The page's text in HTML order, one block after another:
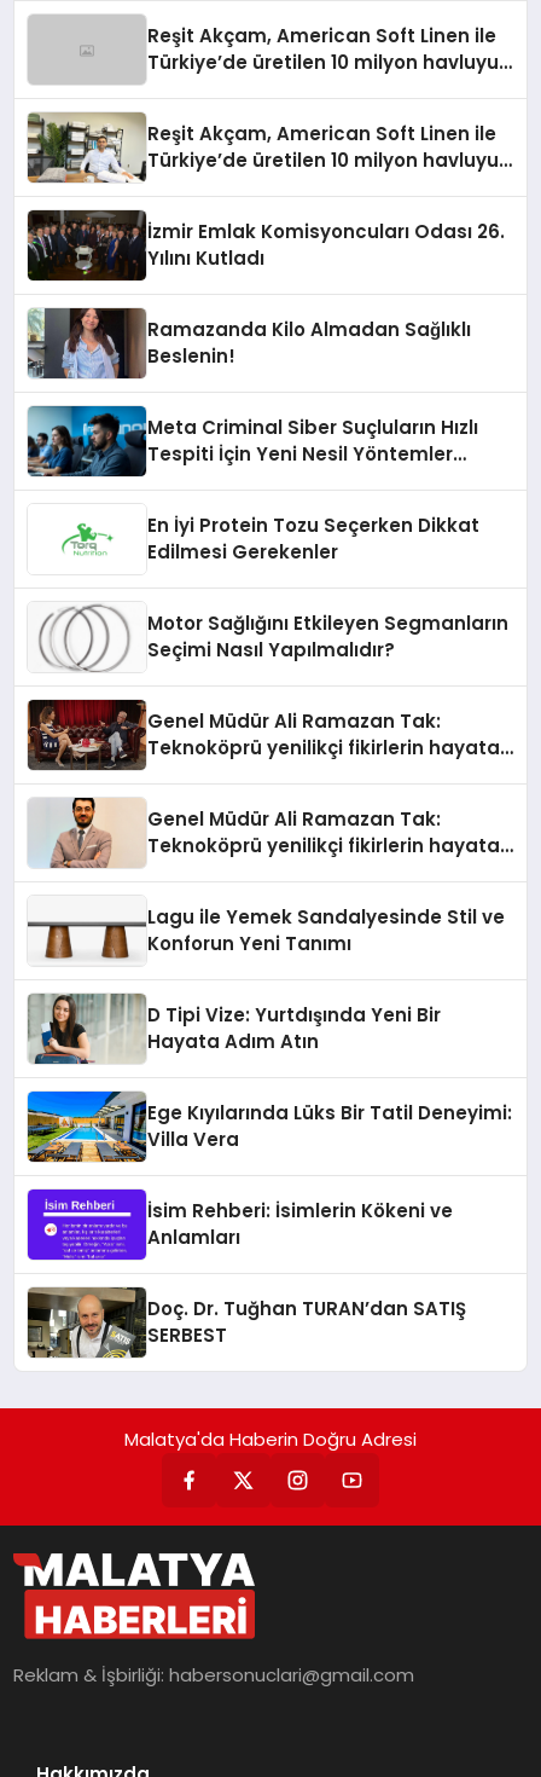
Reşit Akçam, American Soft Linen ile
Türkiye’de üretilen 10 milyon havluyu
Reşit Akçam, American Soft Linen ile
Türkiye’de üretilen 10 milyon havluyu
İzmir Emlak Komisyoncuları Odası 26.
Yılını Kutladı
Ramazanda Kilo Almadan Sağlıklı
Beslenin!
Meta Criminal Siber Suçluların Hızlı
Tespiti İçin Yeni Nesil Yöntemler
En İyi Protein Tozu Seçerken Dikkat
Edilmesi Gerekenler
Motor Sağlığını Etkileyen Segmanların
Seçimi Nasıl Yapılmalıdır?
Genel Müdür Ali Ramazan Tak:
Teknoköprü yenilikçi fikirlerin hayata
Genel Müdür Ali Ramazan Tak:
Teknoköprü yenilikçi fikirlerin hayata
Lagu ile Yemek Sandalyesinde Stil ve
Konforun Yeni Tanımı
D Tipi Vize: Yurtdışında Yeni Bir
Hayata Adım Atın
Ege Kıyılarında Lüks Bir Tatil Deneyimi:
Villa Vera
İsim Rehberi: İsimlerin Kökeni ve
Anlamları
Doç. Dr. Tuğhan TURAN’dan SATIŞ
SERBEST
Malatya'da Haberin Doğru Adresi
Reklam & İşbirliği:habersonuclari@gmail.com